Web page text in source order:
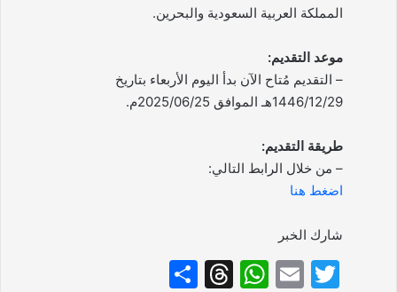
المملكة العربية السعودية والبحرين.
موعد التقديم:
– التقديم مُتاح الآن بدأ اليوم الأربعاء بتاريخ
1446/12/29هـ الموافق 2025/06/25م.
طريقة التقديم:
– من خلال الرابط التالي:
اضغط هنا
شارك الخبر
T
E
W
T